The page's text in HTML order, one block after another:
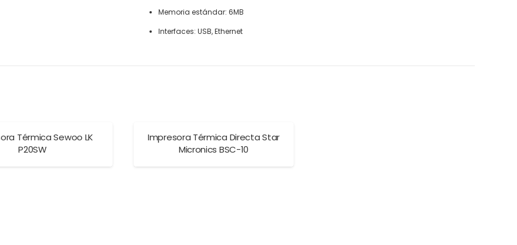
Memoria estándar: 6MB
Interfaces: USB, Ethernet
Térmica Sewoo LK
P20SW
Impresora Térmica Directa Star
Micronics BSC-10